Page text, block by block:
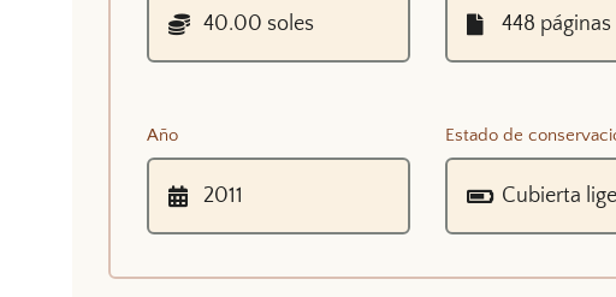
Año Estado de